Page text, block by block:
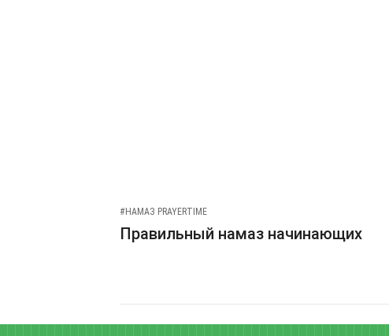
#НАМАЗ PRAYERTIME
Правильный намаз начинающих